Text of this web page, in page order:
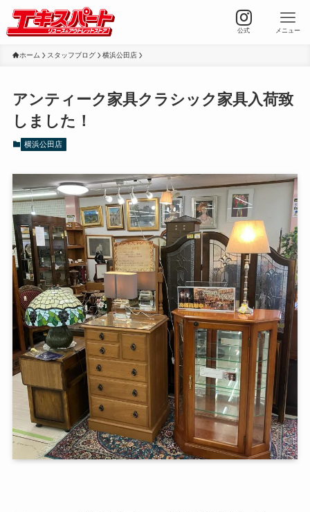
公式 メニュー
ホーム スタッフブログ 横浜公田店
アンティーク家具クラシック家具入荷致
しました！
横浜公田店